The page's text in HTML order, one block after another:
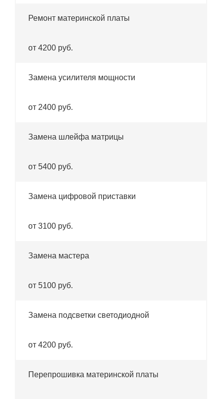
Ремонт материнской платы
от 4200 руб.
Замена усилителя мощности
от 2400 руб.
Замена шлейфа матрицы
от 5400 руб.
Замена цифровой приставки
от 3100 руб.
Замена мастера
от 5100 руб.
Замена подсветки светодиодной
от 4200 руб.
Перепрошивка материнской платы